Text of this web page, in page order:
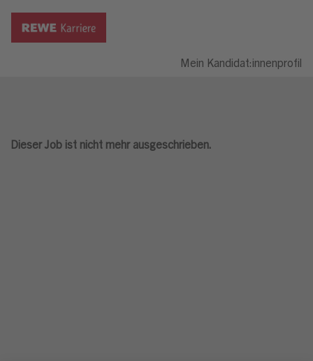
Mein Kandidat:innenprofil
Dieser Job ist nicht mehr ausgeschrieben.